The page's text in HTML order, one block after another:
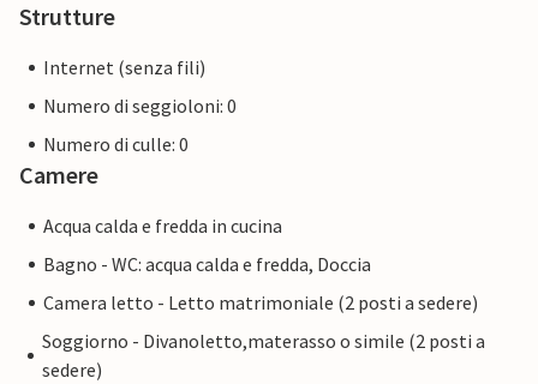
Strutture
Internet (senza fili)
Numero di seggioloni: 0
Numero di culle: 0
Camere
Acqua calda e fredda in cucina
Bagno - WC: acqua calda e fredda, Doccia
Camera letto - Letto matrimoniale (2 posti a sedere)
Soggiorno - Divanoletto,materasso o simile (2 posti a
sedere)